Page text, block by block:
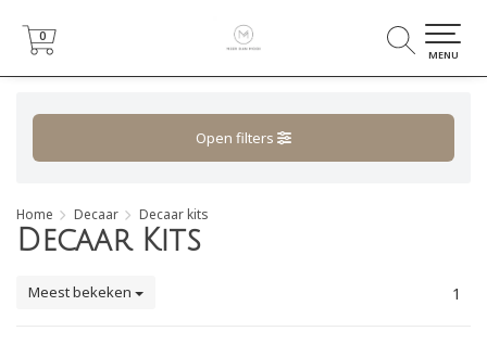
0
0
MENU
Open filters
Home Decaar Decaar kits
Decaar Kits
Meest bekeken 1